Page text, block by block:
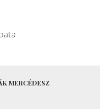
MERCÉDESZ